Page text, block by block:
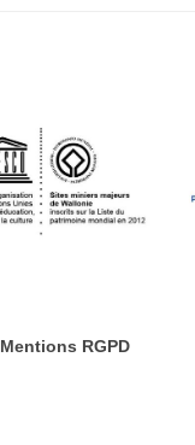
Mentions RGPD